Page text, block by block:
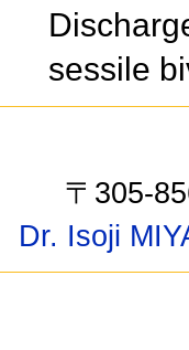
sessile
〒305-
Dr. Isoji